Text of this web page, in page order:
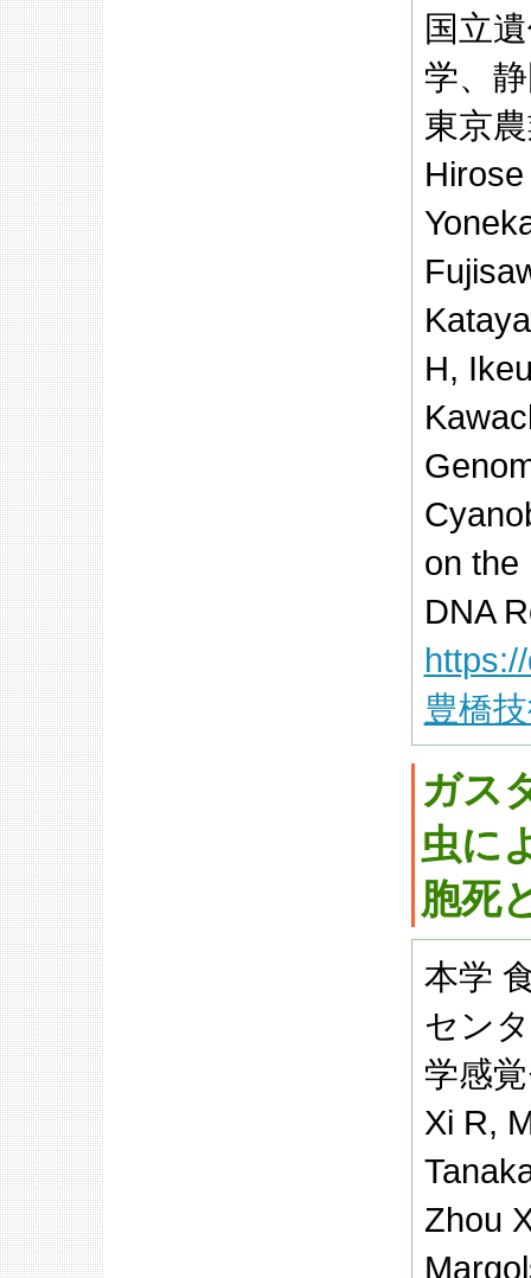
国立
学、
東京
H,
on the
DNA
豊橋
ガス
虫に
胞死
本学
セン
学感
Xi R,
Zhou